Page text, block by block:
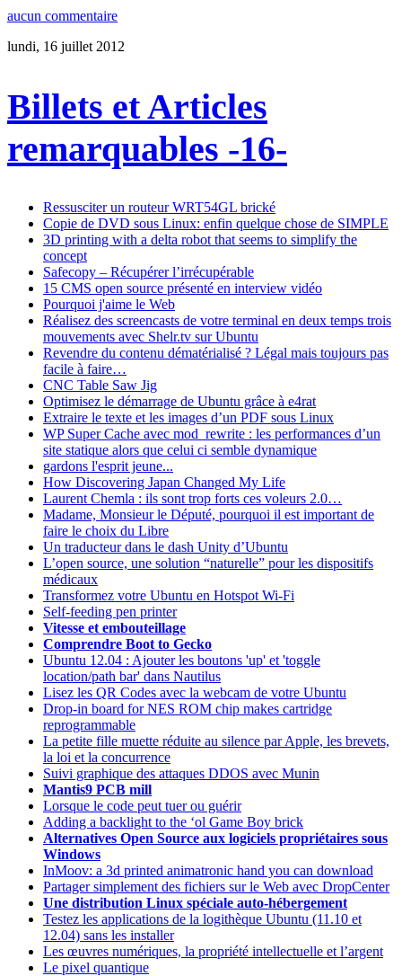
aucun commentaire
lundi, 16 juillet 2012
Billets et Articles
remarquables -16-
Ressusciter un routeur WRT54GL brické
Copie de DVD sous Linux: enfin quelque chose de SIMPLE
3D printing with a delta robot that seems to simplify the
concept
Safecopy – Récupérer l’irrécupérable
15 CMS open source présenté en interview vidéo
Pourquoi j'aime le Web
Réalisez des screencasts de votre terminal en deux temps trois
mouvements avec Shelr.tv sur Ubuntu
Revendre du contenu dématérialisé ? Légal mais toujours pas
facile à faire…
CNC Table Saw Jig
Optimisez le démarrage de Ubuntu grâce à e4rat
Extraire le texte et les images d’un PDF sous Linux
WP Super Cache avec mod_rewrite : les performances d’un
site statique alors que celui ci semble dynamique
gardons l'esprit jeune...
How Discovering Japan Changed My Life
Laurent Chemla : ils sont trop forts ces voleurs 2.0…
Madame, Monsieur le Député, pourquoi il est important de
faire le choix du Libre
Un traducteur dans le dash Unity d’Ubuntu
L’open source, une solution “naturelle” pour les dispositifs
médicaux
Transformez votre Ubuntu en Hotspot Wi-Fi
Self-feeding pen printer
Vitesse et embouteillage
Comprendre Boot to Gecko
Ubuntu 12.04 : Ajouter les boutons 'up' et 'toggle
location/path bar' dans Nautilus
Lisez les QR Codes avec la webcam de votre Ubuntu
Drop-in board for NES ROM chip makes cartridge
reprogrammable
La petite fille muette réduite au silence par Apple, les brevets,
la loi et la concurrence
Suivi graphique des attaques DDOS avec Munin
Mantis9 PCB mill
Lorsque le code peut tuer ou guérir
Adding a backlight to the ‘ol Game Boy brick
Alternatives Open Source aux logiciels propriétaires sous
Windows
InMoov: a 3d printed animatronic hand you can download
Partager simplement des fichiers sur le Web avec DropCenter
Une distribution Linux spéciale auto-hébergement
Testez les applications de la logithèque Ubuntu (11.10 et
12.04) sans les installer
Les œuvres numériques, la propriété intellectuelle et l’argent
Le pixel quantique